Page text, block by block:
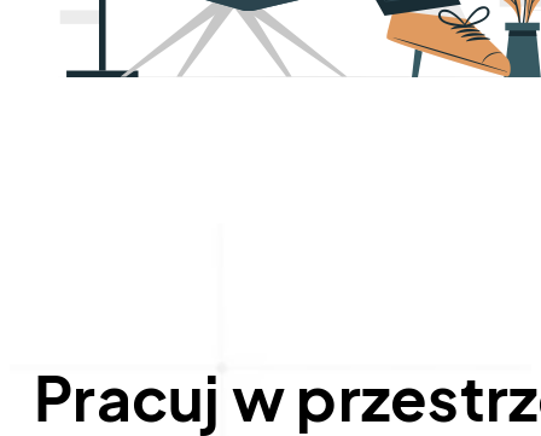
Pracuj w